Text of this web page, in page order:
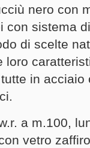
nero con
con sistema
di scelte
loro
in acciaio
a m.100,
vetro